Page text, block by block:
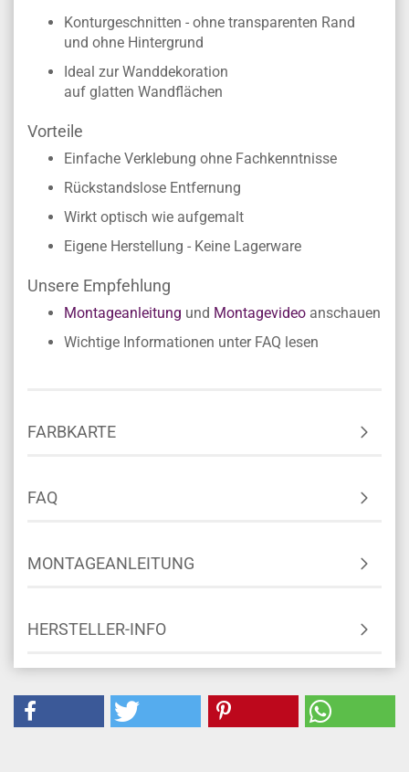
Konturgeschnitten - ohne transparenten Rand
und ohne Hintergrund
Ideal zur Wanddekoration
auf glatten Wandflächen
Vorteile
Einfache Verklebung ohne Fachkenntnisse
Rückstandslose Entfernung
Wirkt optisch wie aufgemalt
Eigene Herstellung - Keine Lagerware
Unsere Empfehlung
Montageanleitung und Montagevideo anschauen
Wichtige Informationen unter FAQ lesen
FARBKARTE
FAQ
MONTAGEANLEITUNG
HERSTELLER-INFO